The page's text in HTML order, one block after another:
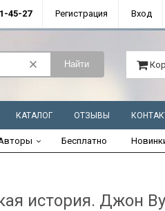
45-27 Регистрация Вход
Найти
КАТАЛОГ ОТЗЫВЫ
Бесплатно
история. Джон